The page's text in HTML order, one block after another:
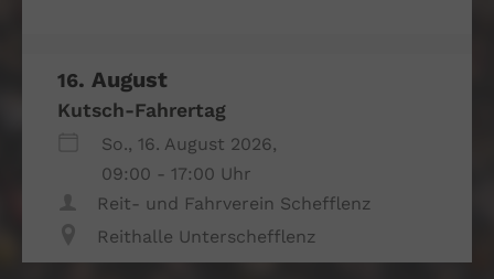
16. August
Kutsch-Fahrertag
So., 16. August 2026,
09:00 - 17:00 Uhr
Reit- und Fahrverein Schefflenz
Reithalle Unterschefflenz